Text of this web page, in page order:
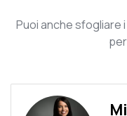
Puoi anche sfogliare